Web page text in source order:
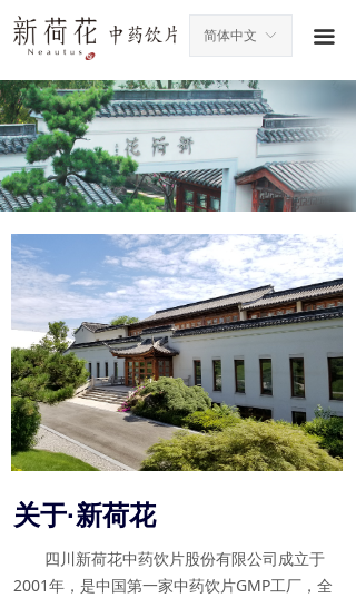
끀
ꀅ
简体中文
关于·新荷花
四川新荷花中药饮片股份有限公司成立于
2001年，是中国第一家中药饮片GMP工厂，全